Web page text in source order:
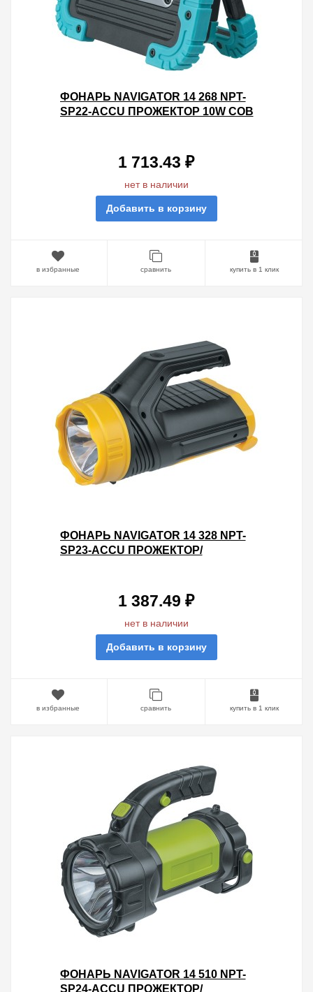
ФОНАРЬ NAVIGATOR 14 268 NPT-
SP22-ACCU ПРОЖЕКТОР 10W COB
1 713.43 ₽
нет в наличии
Добавить в корзину
в избранные сравнить купить в 1 клик
ФОНАРЬ NAVIGATOR 14 328 NPT-
SP23-ACCU ПРОЖЕКТОР/
1 387.49 ₽
нет в наличии
Добавить в корзину
в избранные сравнить купить в 1 клик
ФОНАРЬ NAVIGATOR 14 510 NPT-
SP24-ACCU ПРОЖЕКТОР/